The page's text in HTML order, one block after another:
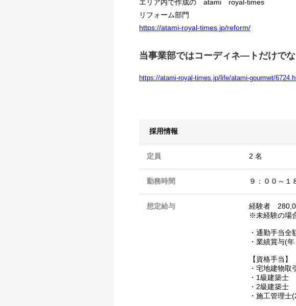
エリア内で作成の atami royal-times
リフォーム部門
https://atami-royal-times.jp/reform/
当事業部ではコーディネ―トだけで
https://atami-royal-times.jp/life/atami-gourmet/
採用情報
定員 2 名
勤務時間 ９：００～１
想定給与
経験者
※未経験の場
・通勤手当全
・業績賞与(
【資格手当】
・宅地建物
・1級建
・2級建
・施工管理